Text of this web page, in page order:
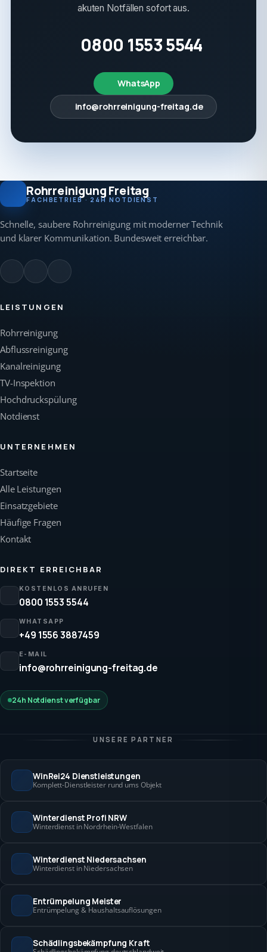
akuten Notfällen sofort aus.
0800 1553 5544
WhatsApp
info@rohrreinigung-freitag.de
Rohrreinigung Freitag
FACHBETRIEB · 24H NOTDIENST
Schnelle, saubere Rohrreinigung mit moderner Technik
und klarer Kommunikation. Bundesweit erreichbar.
LEISTUNGEN
Rohrreinigung
Abflussreinigung
Kanalreinigung
TV-Inspektion
Hochdruckspülung
Notdienst
UNTERNEHMEN
Startseite
Alle Leistungen
Einsatzgebiete
Häufige Fragen
Kontakt
DIREKT ERREICHBAR
KOSTENLOS ANRUFEN
0800 1553 5544
WHATSAPP
+49 1556 3887459
E-MAIL
info@rohrreinigung-freitag.de
24h Notdienst verfügbar
UNSERE PARTNER
WinRei24 Dienstleistungen
Komplett-Dienstleister rund ums Objekt
Winterdienst Profi NRW
Winterdienst in Nordrhein-Westfalen
Winterdienst Niedersachsen
Winterdienst in Niedersachsen
Entrümpelung Meister
Entrümpelung & Haushaltsauflösungen
Schädlingsbekämpfung Kraft